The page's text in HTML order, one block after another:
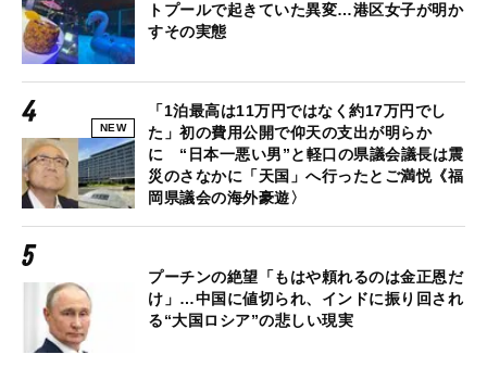
トプールで起きていた異変…港区女子が明か
すその実態
NEW
「1泊最高は11万円ではなく約17万円でし
た」初の費用公開で仰天の支出が明らか
に “日本一悪い男”と軽口の県議会議長は震
災のさなかに「天国」へ行ったとご満悦《福
岡県議会の海外豪遊〉
プーチンの絶望「もはや頼れるのは金正恩だ
け」…中国に値切られ、インドに振り回され
る“大国ロシア”の悲しい現実